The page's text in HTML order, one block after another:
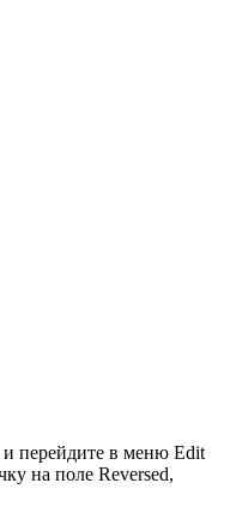
перейдите в меню Edit
на поле Reversed,